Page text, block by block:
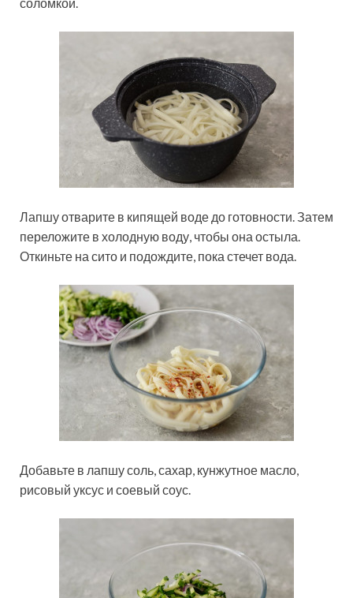
Лапшу отварите в кипящей воде до готовности. Затем
переложите в холодную воду, чтобы она остыла.
Откиньте на сито и подождите, пока стечет вода.
Добавьте в лапшу соль, сахар, кунжутное масло,
рисовый уксус и соевый соус.